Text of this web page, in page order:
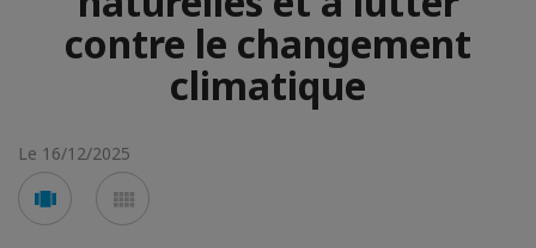
contre le changement
climatique
Le 16/12/2025
Voir
en
en